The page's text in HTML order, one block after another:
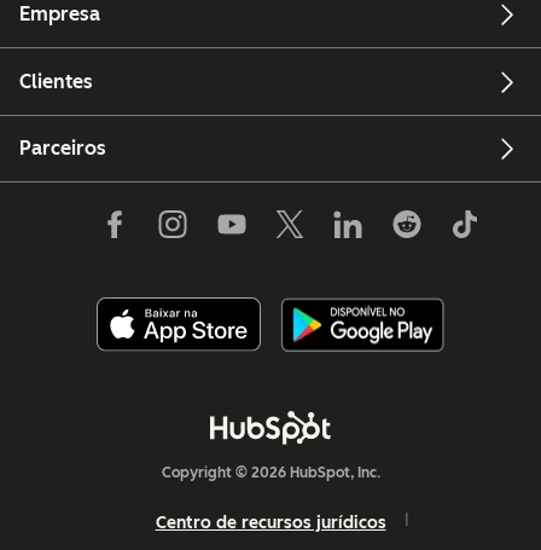
Empresa
Clientes
Parceiros
Copyright © 2026 HubSpot, Inc.
Centro de recursos jurídicos